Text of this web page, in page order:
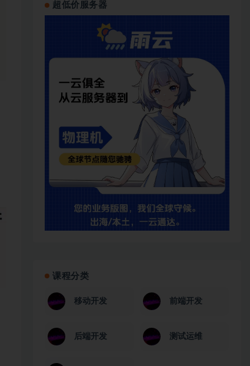
超低价服务器
课程分类
移动开发 前端开发
后端开发 测试运维